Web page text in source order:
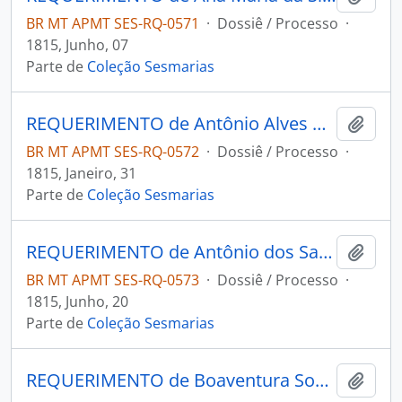
BR MT APMT SES-RQ-0571 · Dossiê / Processo ·
1815, Junho, 07
Parte de Coleção Sesmarias
REQUERIMENTO de Antônio Alves da Cunha ao Governador e Capitão-General da Capitania de Mato Grosso João Carlos Augusto D'Oeynhausen e Gravemberg.
BR MT APMT SES-RQ-0572 · Dossiê / Processo ·
1815, Janeiro, 31
Parte de Coleção Sesmarias
REQUERIMENTO de Antônio dos Santos ao Governador e Capitão-General da Capitania de Mato Grosso João Carlos Augusto D'Oeynhausen e Gravemberg.
BR MT APMT SES-RQ-0573 · Dossiê / Processo ·
1815, Junho, 20
Parte de Coleção Sesmarias
REQUERIMENTO de Boaventura Soares ao Governador e Capitão-General da Capitania de Mato Grosso João Carlos Augusto D'Oeynhausen e Gravemberg.